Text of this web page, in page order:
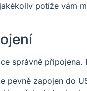
potíže vám
správně připojena.
pevně zapojen do